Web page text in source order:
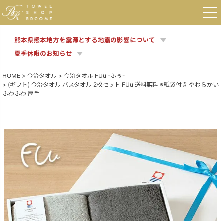
熊本県熊本地方を震源とする地震の影響について
夏季休暇のお知らせ
HOME 今治タオル
今治タオル FUu -ふぅ-
(ギフト) 今治タオル バスタオル 2枚セット FUu 送料無料 ※紙袋付き やわらかい
ふわふわ 厚手